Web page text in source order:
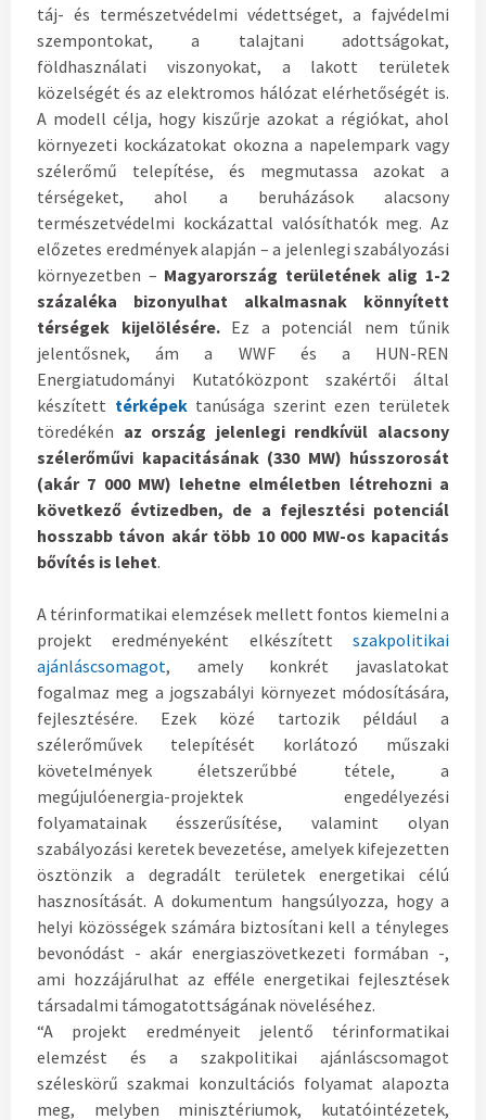
táj- és természetvédelmi védettséget, a fajvédelmi
szempontokat, a talajtani adottságokat,
földhasználati viszonyokat, a lakott területek
közelségét és az elektromos hálózat elérhetőségét is.
A modell célja, hogy kiszűrje azokat a régiókat, ahol
környezeti kockázatokat okozna a napelempark vagy
szélerőmű telepítése, és megmutassa azokat a
térségeket, ahol a beruházások alacsony
természetvédelmi kockázattal valósíthatók meg. Az
előzetes eredmények alapján – a jelenlegi szabályozási
környezetben – Magyarország területének alig 1-2
százaléka bizonyulhat alkalmasnak könnyített
térségek kijelölésére.Ez a potenciál nem tűnik
jelentősnek, ám a WWF és a HUN-REN
Energiatudományi Kutatóközpont szakértői által
készített térképektanúsága szerint ezen területek
töredékén az ország jelenlegi rendkívül alacsony
szélerőművi kapacitásának (330 MW) hússzorosát
(akár 7 000 MW) lehetne elméletben létrehozni a
következő évtizedben, de a fejlesztési potenciál
hosszabb távon akár több 10 000 MW-os kapacitás
bővítés is lehet.
A térinformatikai elemzések mellett fontos kiemelni a
projekt eredményeként elkészített szakpolitikai
ajánláscsomagot, amely konkrét javaslatokat
fogalmaz meg a jogszabályi környezet módosítására,
fejlesztésére. Ezek közé tartozik például a
szélerőművek telepítését korlátozó műszaki
követelmények életszerűbbé tétele, a
megújulóenergia-projektek engedélyezési
folyamatainak ésszerűsítése, valamint olyan
szabályozási keretek bevezetése, amelyek kifejezetten
ösztönzik a degradált területek energetikai célú
hasznosítását. A dokumentum hangsúlyozza, hogy a
helyi közösségek számára biztosítani kell a tényleges
bevonódást - akár energiaszövetkezeti formában -,
ami hozzájárulhat az efféle energetikai fejlesztések
társadalmi támogatottságának növeléséhez.
“A projekt eredményeit jelentő térinformatikai
elemzést és a szakpolitikai ajánláscsomagot
széleskörű szakmai konzultációs folyamat alapozta
meg, melyben minisztériumok, kutatóintézetek,